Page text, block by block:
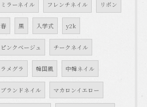
ミラーネイル フレンチネイル リボン
春 黒 入学式 y2k
ピンクベージュ チークネイル
ラメグラ 韓国風 中韓ネイル
ブランドネイル マカロンイエロー